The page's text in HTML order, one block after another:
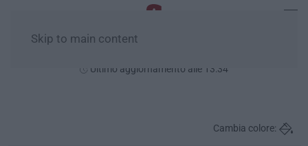
Skip to main content
Ultimo aggiornamento alle 13:34
Cambia colore: